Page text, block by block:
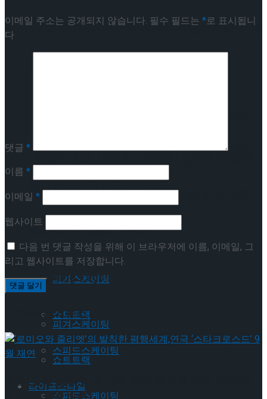
이팅 경기 결과
최진아, 2026 ISU 피겨 JGP 파견선수 선발전
프리 스케이팅 경기 결과
Trending Tags
피겨스케이팅
쇼트트랙
스피드스케이팅
라이프스타일
2026 ISU 피겨 JGP 파견선수 선발전 프리 스케
최진아, 2026 ISU 피겨 JGP 파견선수 선발전
프리 스케이팅 경기 결과
Trending Tags
피겨스케이팅
쇼트트랙
스피드스케이팅
이메일 주소는 공개되지 않습니다. 필수 필드는 *로 표시됩니
다
댓글 *
이름 *
이메일 *
웹사이트
다음 번 댓글 작성을 위해 이 브라우저에 이름, 이메일, 그
리고 웹사이트를 저장합니다.
이번주 인기뉴스
‘로미오와 줄리엣’의 발칙한 평행세계,연극 ‘스타크